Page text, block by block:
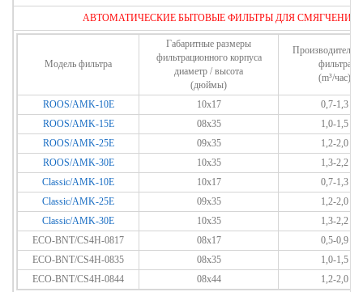
АВТОМАТИЧЕСКИЕ БЫТОВЫЕ ФИЛЬТРЫ ДЛЯ
Модель фильтра
Габаритные размеры
фильтрационного корпуса
диаметр / высота
(дюймы)
фильтра
(m³/час)
ROOS/AMK-10E 10x17
0,7-1,3
ROOS/AMK-15E
08x35
1,0-1,5
ROOS/AMK-25E
09x35
1,2-2,0
ROOS/AMK-30E
10x35
1,3-2,2
Classic/AMK-10E
10x17
0,7-1,3
Classic/AMK-25E
09x35
1,2-2,0
Classic/AMK-30E
10x35
1,3-2,2
ECO-BNT/CS4H-0817
08x17
0,5-0,9
ECO-BNT/CS4H-0835
08x35
1,0-1,5
ECO-BNT/CS4H-0844
08x44 1,2-2,0